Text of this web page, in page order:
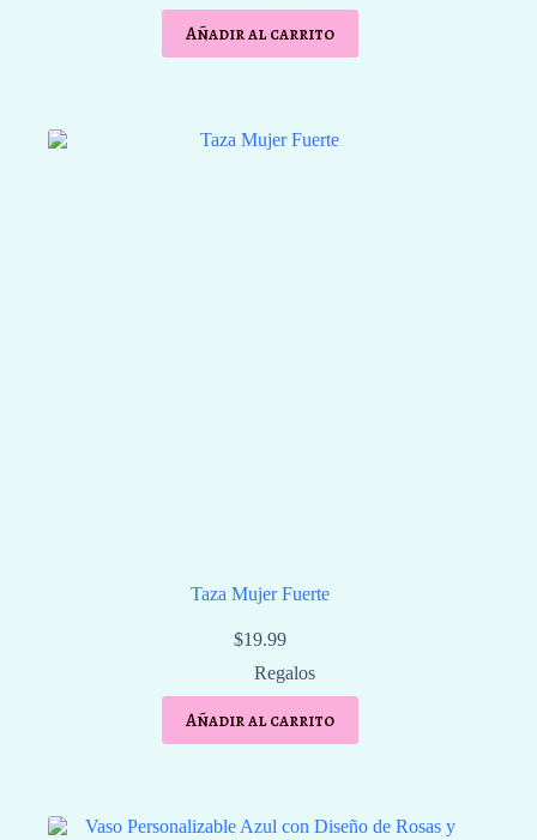
Añadir al carrito
Taza Mujer Fuerte
$19.99
Regalos
Añadir al carrito